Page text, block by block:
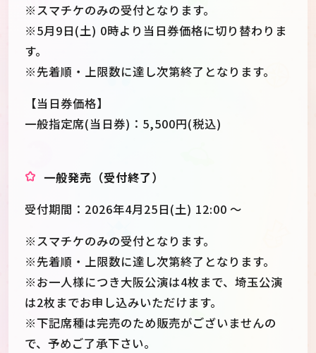
※スマチケのみの受付となります。
※5月9日(土) 0時より当日券価格に切り替わりま
す。
※先着順・上限数に達し次第終了となります。
【当日券価格】
一般指定席(当日券)：5,500円(税込)
一般発売（受付終了）
受付期間：2026年4月25日(土) 12:00 ～
※スマチケのみの受付となります。
※先着順・上限数に達し次第終了となります。
※お一人様につき大阪公演は4枚まで、埼玉公演
は2枚までお申し込みいただけます。
※下記席種は完売のため販売がございませんの
で、予めご了承下さい。